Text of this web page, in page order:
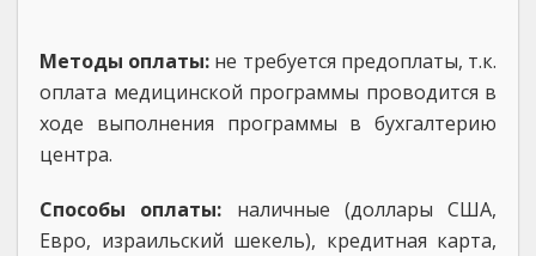
Методы оплаты: не требуется предоплаты, т.к.
оплата медицинской программы проводится в
ходе выполнения программы в бухгалтерию
центра.
Способы оплаты: наличные (доллары США,
Евро, израильский шекель), кредитная карта,